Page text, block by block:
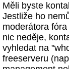
Měli byste
Jestliže ho
moderátora
nic neděje,
vyhledat na
freeserveru